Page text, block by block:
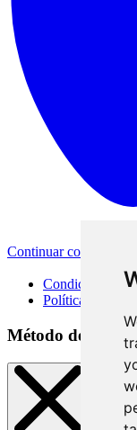
Continuar con Apple
Condiciones de
Política de
Método de inicio